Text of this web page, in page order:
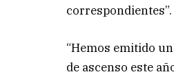
correspondientes”.
“Hemos emitido
de ascenso este